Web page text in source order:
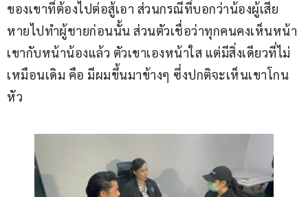
ของเขาที่ต้องไปต่อสู้เอา ส่วนกรณีที่บอกว่าน้องผู้เสีย
หายไปทำผู้ชายก่อนนั้น ส่วนตัวเชื่อว่าทุกคนคงเห็นหน้า
เขากับหน้าน้องแล้ว ตัวเขาเองหน้าใส แต่มีสิ่งเดียวที่ไม่
เหมือนเดิม คือ มีผมขึ้นมาข้างๆ ซึ่งปกติจะเห็นเขาโกน
หัว